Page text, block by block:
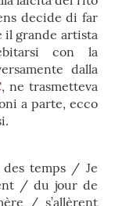
decide di far
il grande artista
con la
dalla
, ne trasmetteva
a parte, ecco
des temps / Je
/ du jour de
/ s’allèrent